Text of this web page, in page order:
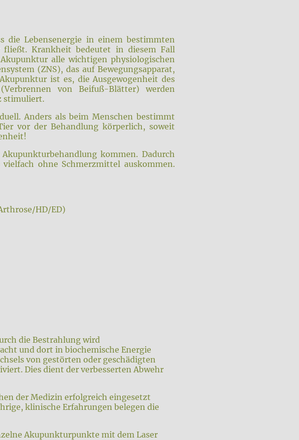
die Lebensenergie in einem bestimmten
Krankheit bedeutet in diesem Fall
alle wichtigen physiologischen
(ZNS), das auf Bewegungsapparat,
ist es, die Ausgewogenheit des
von Beifuß-Blätter) werden
stimuliert.
Anders als beim Menschen bestimmt
vor der Behandlung körperlich, soweit
kommen. Dadurch
ohne Schmerzmittel auskommen.
HD/ED)
die Bestrahlung wird
und dort in biochemische Energie
von gestörten oder geschädigten
Dies dient der verbesserten Abwehr
der Medizin erfolgreich eingesetzt
klinische Erfahrungen belegen die
Akupunkturpunkte mit dem Laser